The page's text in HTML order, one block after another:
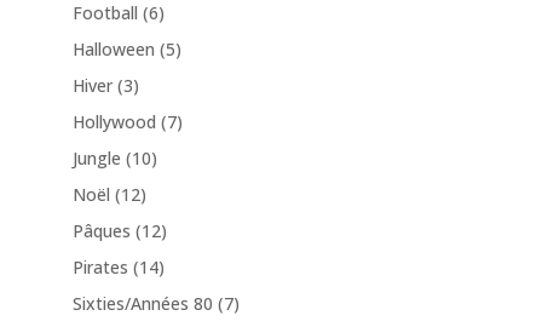
Football (6)
Halloween (5)
Hiver (3)
Hollywood (7)
Jungle (10)
Noël (12)
Pâques (12)
Pirates (14)
Sixties/Années 80 (7)